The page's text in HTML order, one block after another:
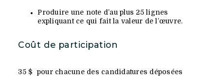
Produire une note d’au plus 25 lignes
expliquant ce qui fait la valeur de l’œuvre.
Coût de participation
35 $ pour chacune des candidatures déposées